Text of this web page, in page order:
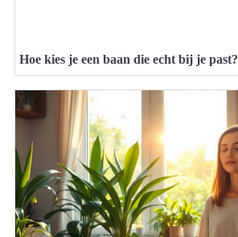
Hoe kies je een baan die echt bij je past?